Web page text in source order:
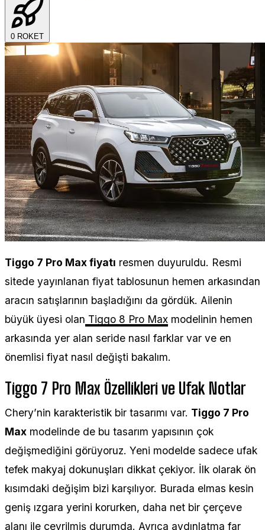
0 ROKET
Tiggo 7 Pro Max fiyatı resmen duyuruldu. Resmi
sitede yayınlanan fiyat tablosunun hemen arkasından
aracın satışlarının başladığını da gördük. Ailenin
büyük üyesi olan Tiggo 8 Pro Max modelinin hemen
arkasında yer alan seride nasıl farklar var ve en
önemlisi fiyat nasıl değişti bakalım.
Tiggo 7 Pro Max Özellikleri ve Ufak Notlar
Chery’nin karakteristik bir tasarımı var. Tiggo 7 Pro
Max modelinde de bu tasarım yapısının çok
değişmediğini görüyoruz. Yeni modelde sadece ufak
tefek makyaj dokunuşları dikkat çekiyor. İlk olarak ön
kısımdaki değişim bizi karşılıyor. Burada elmas kesin
geniş ızgara yerini korurken, daha net bir çerçeve
alanı ile çevrilmiş durumda. Ayrıca aydınlatma far